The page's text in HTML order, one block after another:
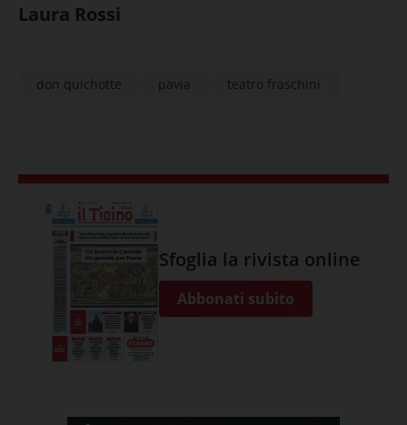
Laura Rossi
don quichotte pavia teatro fraschini
Sfoglia la rivista online
Abbonati subito